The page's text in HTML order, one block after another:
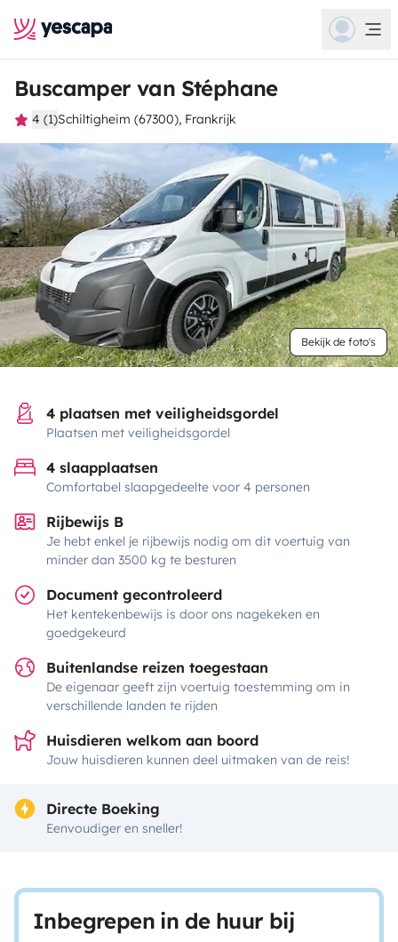
Buscamper van Stéphane
4 (1)Schiltigheim (67300), Frankrijk
Bekijk de foto's
4 plaatsen met veiligheidsgordel
Plaatsen met veiligheidsgordel
4 slaapplaatsen
Comfortabel slaapgedeelte voor 4 personen
Rijbewijs B
Je hebt enkel je rijbewijs nodig om dit voertuig van
minder dan 3500 kg te besturen
Document gecontroleerd
Het kentekenbewijs is door ons nagekeken en
goedgekeurd
Buitenlandse reizen toegestaan
De eigenaar geeft zijn voertuig toestemming om in
verschillende landen te rijden
Huisdieren welkom aan boord
Jouw huisdieren kunnen deel uitmaken van de reis!
Directe Boeking
Eenvoudiger en sneller!
Inbegrepen in de huur bij